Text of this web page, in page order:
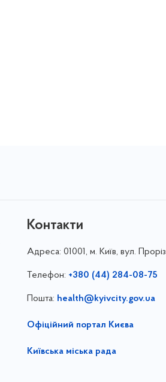
Контакти
Адреса: 01001, м. Київ, вул.
Телефон: +380 (44) 284-08-75
Пошта: health@kyivcity.gov.ua
Офіційний портал Києва
Київська міська рада